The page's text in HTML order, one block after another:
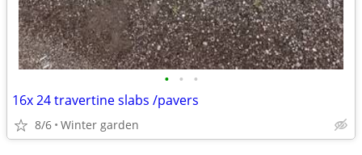
• • •
16x 24 travertine slabs /pavers
8/6 Winter garden